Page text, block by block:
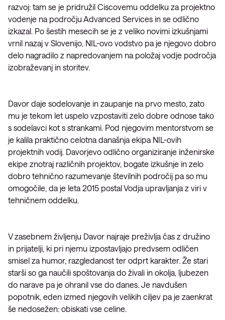
razvoj: tam se je pridružil Ciscovemu oddelku za projektno
vodenje na področju Advanced Services in se odlično
izkazal. Po šestih mesecih se je z veliko novimi izkušnjami
vrnil nazaj v Slovenijo, NIL-ovo vodstvo pa je njegovo dobro
delo nagradilo z napredovanjem na položaj vodje področja
izobraževanj in storitev.
Davor daje sodelovanje in zaupanje na prvo mesto, zato
mu je tekom let uspelo vzpostaviti zelo dobre odnose tako
s sodelavci kot s strankami. Pod njegovim mentorstvom se
je kalila praktično celotna današnja ekipa NIL-ovih
projektnih vodij. Davorjevo odlično organiziranje inženirske
ekipe znotraj različnih projektov, bogate izkušnje in zelo
dobro tehnično razumevanje številnih področij pa so mu
omogočile, da je leta 2015 postal Vodja upravljanja z viri v
tehničnem oddelku.
V zasebnem življenju Davor najraje preživlja čas z družino
in prijatelji, ki pri njemu izpostavljajo predvsem odličen
smisel za humor, razgledanost ter odprt karakter. Že stari
starši so ga naučili spoštovanja do živali in okolja, ljubezen
do narave pa je ohranil vse do danes. Je navdušen
popotnik, eden izmed njegovih velikih ciljev pa je zaenkrat
še nedosežen: obiskati vse celine.